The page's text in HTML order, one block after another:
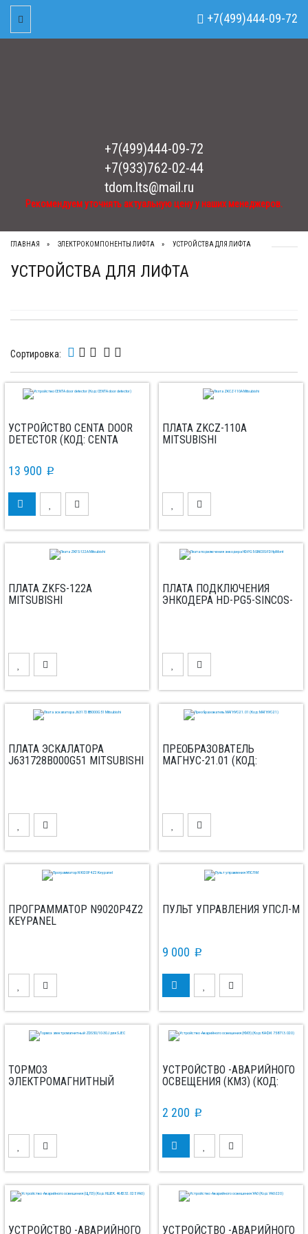
Рекомендуем уточнять актуальную цену у наших менеджеров.
+7(499)444-09-72
+7(933)762-02-44
tdom.lts@mail.ru
Рекомендуем уточнять актуальную цену у наших менеджеров.
+7(499)444-09-72
Toggle Navigation
ГЛАВНАЯ ЭЛЕКТРОКОМПОНЕНТЫ ЛИФТА УСТРОЙСТВА ДЛЯ ЛИФТА
УСТРОЙСТВА ДЛЯ ЛИФТА
Сортировка:
УСТРОЙСТВО CENTA DOOR
DETECTOR (КОД: CENTA
13 900 p
ПЛАТА ZKCZ-110A
MITSUBISHI
ПЛАТА ZKFS-122A
MITSUBISHI
ПЛАТА ПОДКЛЮЧЕНИЯ
ЭНКОДЕРА HD-PG5-SINCOS-
ПЛАТА ЭСКАЛАТОРА
J631728B000G51 MITSUBISHI
ПРЕОБРАЗОВАТЕЛЬ
МАГНУС-21.01 (КОД:
ПРОГРАММАТОР N9020P4Z2
KEYPANEL
ПУЛЬТ УПРАВЛЕНИЯ УПСЛ-М
9 000 p
ТОРМОЗ
ЭЛЕКТРОМАГНИТНЫЙ
УСТРОЙСТВО -АВАРИЙНОГО
ОСВЕЩЕНИЯ (КМЗ) (КОД:
2 200 p
УСТРОЙСТВО -АВАРИЙНОГО
УСТРОЙСТВО -АВАРИЙНОГО